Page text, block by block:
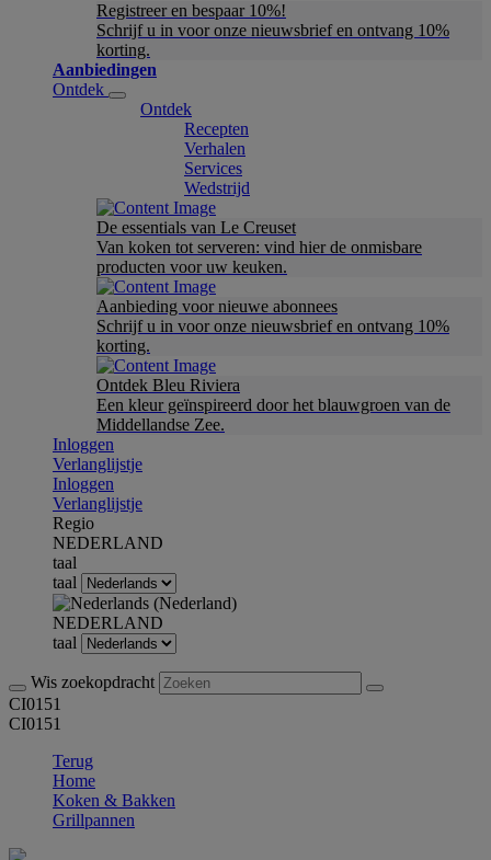
Registreer en bespaar 10%!
Schrijf u in voor onze nieuwsbrief en ontvang 10%
korting.
Aanbiedingen
Ontdek
Ontdek
Recepten
Verhalen
Services
Wedstrijd
De essentials van Le Creuset
Van koken tot serveren: vind hier de onmisbare
producten voor uw keuken.
Aanbieding voor nieuwe abonnees
Schrijf u in voor onze nieuwsbrief en ontvang 10%
korting.
Ontdek Bleu Riviera
Een kleur geïnspireerd door het blauwgroen van de
Middellandse Zee.
Inloggen
Verlanglijstje
Inloggen
Verlanglijstje
Regio
NEDERLAND
taal
taal
NEDERLAND
taal
Wis zoekopdracht
CI0151
CI0151
Terug
Home
Koken & Bakken
Grillpannen